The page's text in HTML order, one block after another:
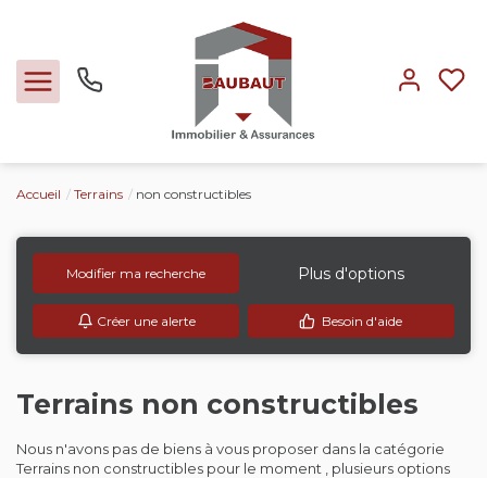
Locations
Expertise
Nos métiers
L'agence
Accueil Terrains non constructibles
Modifier ma recherche Plus d'options
Créer une alerte Besoin d'aide
Terrains non constructibles
Nous n'avons pas de biens à vous proposer dans la catégorie
Terrains non constructibles pour le moment , plusieurs options